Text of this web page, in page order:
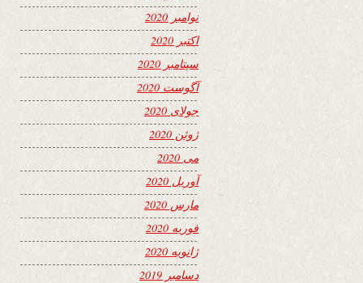
نوامبر 2020
اکتبر 2020
سپتامبر 2020
آگوست 2020
جولای 2020
ژوئن 2020
می 2020
آوریل 2020
مارس 2020
فوریه 2020
ژانویه 2020
دسامبر 2019